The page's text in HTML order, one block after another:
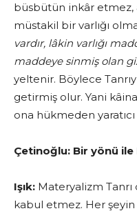
büsbütün inkâr etmez,
müstakil bir varlığı
vardır, lâkin varlığı
maddeye sinmiş olan
yeltenir. Böylece
getirmiş olur. Yani
ona hükmeden
Çetinoğlu: Bir yönü ile
Işık: Materyalizm Tanrı
kabul etmez. Her